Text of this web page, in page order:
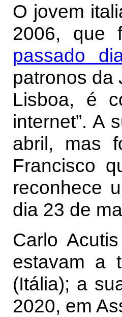
O jovem
2006, que
passado
patronos da
Lisboa, é
internet”. A
abril, mas
Francisco
reconhece
dia 23 de
Carlo
estavam a
(Itália); a
2020, em